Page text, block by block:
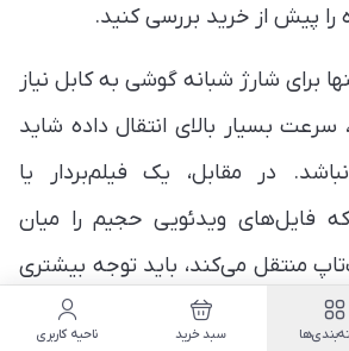
را پیش از خرید بررسی کنید.
برای شارژ شبانه گوشی به کابل نیاز
سرعت بسیار بالای انتقال داده شاید
در مقابل، یک فیلم‌بردار یا
که فایل‌های ویدئویی حجیم را میان
منتقل می‌کند، باید توجه بیشتری
کابل داشته باشد. در نتیجه،
سبد خرید ناحیه کاربری